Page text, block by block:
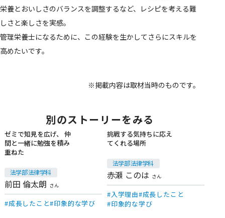
栄養とおいしさのバランスを調整するなど、レシピを考える難
しさと楽しさを実感。
管理栄養士になるために、この経験を生かしてさらにスキルを
高めたいです。
※掲載内容は取材当時のものです。
別のストーリーをみる
在学生
ゼミで知見を広げ、 仲
間と一緒に勉強を積み
重ねた
法学部 法律学科
前田 倫太朗 さん
成長したこと 印象的な学び
在学生
挑戦する気持ちに応え
てくれる場所
法学部 法律学科
赤瀬 このは さん
入学理由 成長したこと
印象的な学び